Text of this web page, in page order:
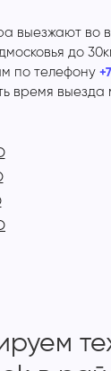
выезжают во
до
по телефону
время выезда